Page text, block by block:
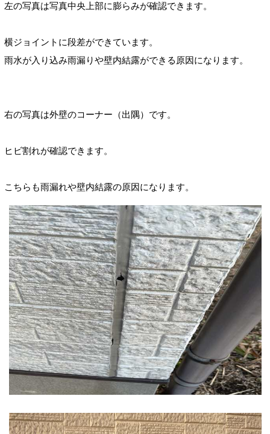
左の写真は写真中央上部に膨らみが確認できます。
横ジョイントに段差ができています。
雨水が入り込み雨漏りや壁内結露ができる原因になります。
右の写真は外壁のコーナー（出隅）です。
ヒビ割れが確認できます。
こちらも雨漏れや壁内結露の原因になります。